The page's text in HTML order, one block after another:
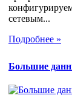
сетевым...
Подробнее »
Большие